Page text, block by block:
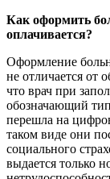
Как оформить
оплачивается?
Оформление
не отличается от
что врач при
обозначающий
перешла на
таком виде они
социального
выдается только